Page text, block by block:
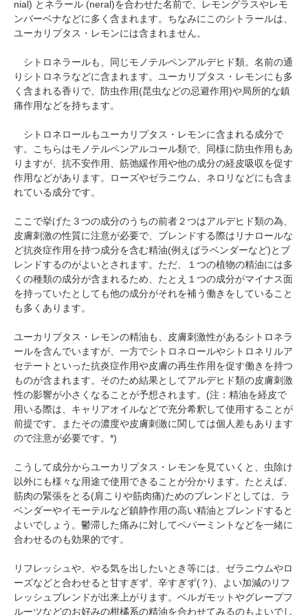
nial) とネラール (neral)を合わせた名前で、レモングラスやレモ
ンバーベナなどに多く含まれます。ちなみにこのシトラールは、
ユーカリプタス・レモンには含まれません。
シトロネラールも、同じモノテルペンアルデヒド類。名前の通
りシトロネラなどに含まれます。ユーカリプタス・レモンにも多
く含まれる香りで、防虫作用(昆虫などの忌避作用)や局所的な鎮
痛作用などを持ちます。
シトロネロールもユーカリプタス・レモンに含まれる成分で
す。こちらはモノテルペンアルコール類で、同様に防虫作用もあ
りますが、抗不安作用、筋弛緩作用や他の成分の経皮吸収を促す
作用などがあります。ローズやゼラニウム、ネロリなどにも含ま
れている成分です。
ここで挙げた３つの成分のうちの前者２つはアルデヒド類の為、
皮膚刺激の性質に注意が必要で、ブレンドする際はリナロールな
ど抗炎症作用を持つ成分を含む精油(例えばラベンダーなど)とブ
レンドするのがよいとされます。ただ、１つの植物の精油には多
くの種類の成分が含まれるため、たとえ１つの成分がマイナス面
を持っていたとしても他の成分がそれを補う働きをしていること
も多くあります。
ユーカリプタス・レモンの精油も、皮膚刺激性があるシトロネラ
ールを含んでいますが、一方でシトロネロールやシトロネリルア
セテートといった抗炎症作用や皮膚の再生作用を促す働きを持つ
ものが含まれます。そのため結果としてアルデヒド類の皮膚刺激
性の影響が小さくなることが予想されます。(注：精油を経皮で
用いる際は、キャリアオイルなどで充分希釈して使用することが
前提です。またその濃度や皮膚刺激に関しては個人差もあります
ので注意が必要です。*)
こうして成分からユーカリプタス・レモンを見ていくと、虫除け
以外にも様々な用途で使用できることが分かります。たとえば、
筋肉の緊張をとる(肩こりや筋肉痛)ためのブレンドとしては、ラ
ベンダーやイモーテルなど鎮静作用の高い精油とブレンドすると
よいでしょう。鬱滞した痛みに対してペパーミントなどを一緒に
合わせるのも効果的です。
リフレッシュや、やる気を出したいとき等には、ゼラニウムやロ
ーズなどと合わせると甘すぎず、辛すぎず(？)、よい加減のリフ
レッシュブレンドが出来上がります。ベルガモットやグレープフ
ルーツなどのお好みの柑橘系の精油を合わせてみるのもよいでし